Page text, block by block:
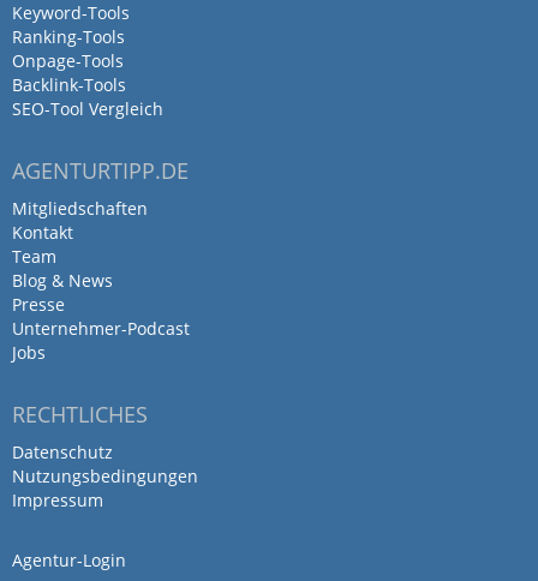
Antwort von SEO & Online
Marketing | DigitaleLeads
10. Januar 2024
Mehr
Keyword-Tools
Ranking-Tools
Onpage-Tools
Backlink-Tools
SEO-Tool Vergleich
AGENTURTIPP.DE
Mitgliedschaften
Kontakt
Team
Blog & News
Presse
Unternehmer-Podcast
Jobs
RECHTLICHES
Datenschutz
Nutzungsbedingungen
Impressum
Agentur-Login